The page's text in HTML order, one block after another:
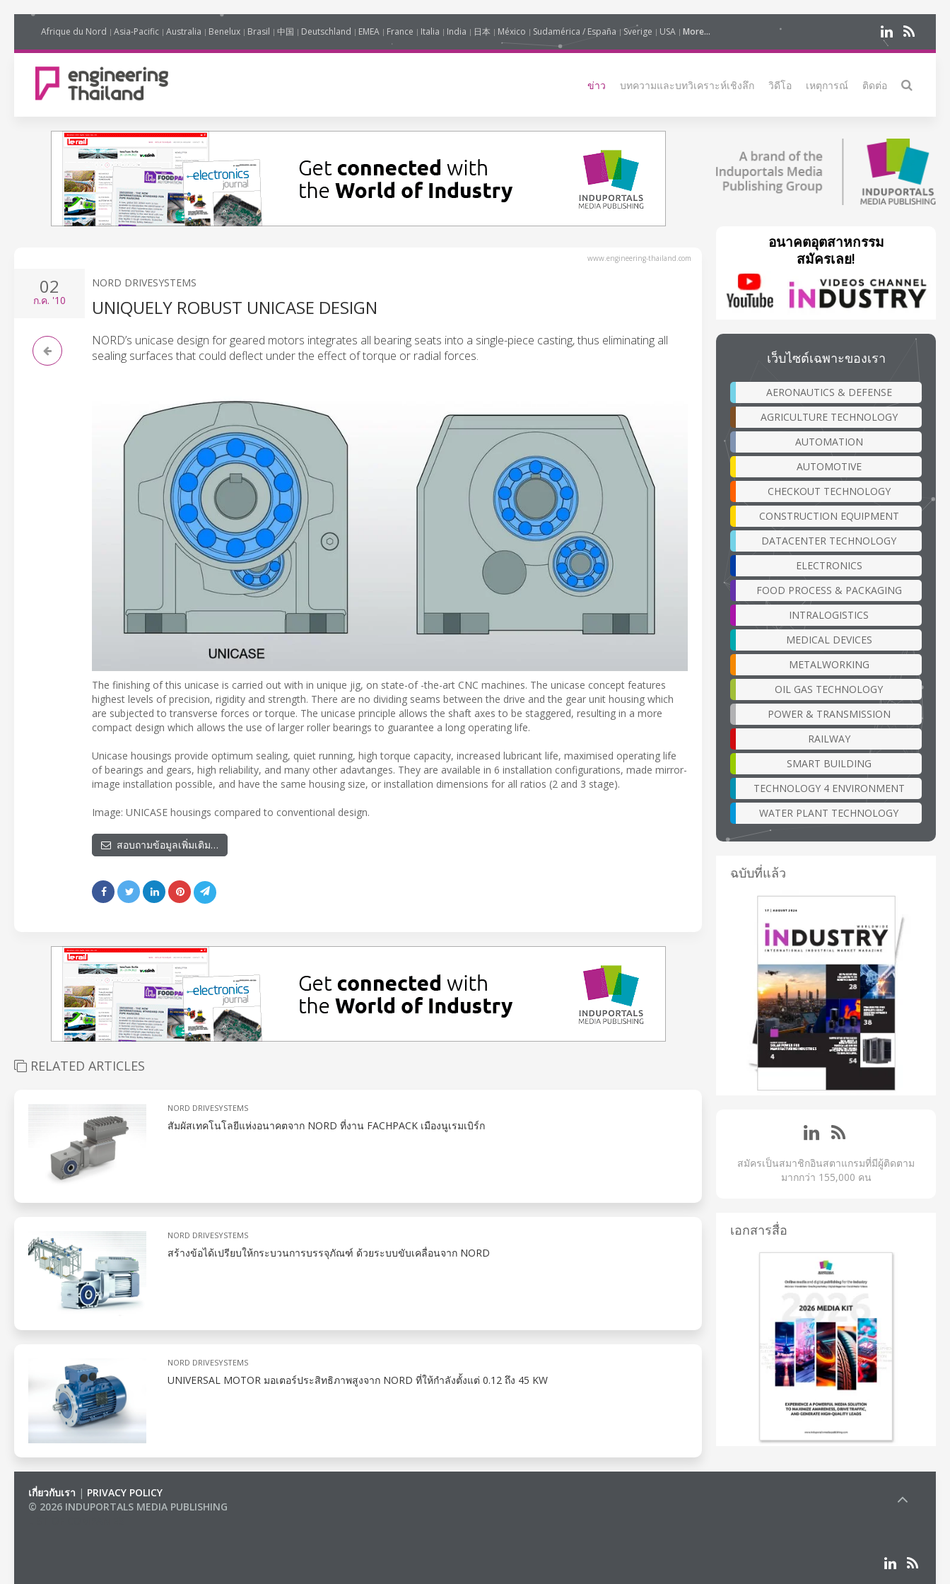
Afrique du Nord Asia-Pacific Australia Benelux Brasil 中国 Deutschland EMEA France Italia India 日本 México Sudamérica / España Sverige USA More...
ข่าว บทความและบทวิเคราะห์เชิงลึก วิดีโอ เหตุการณ์ ติดต่อ
www.engineering-thailand.com
02
ก.ค. '10
NORD DRIVESYSTEMS
UNIQUELY ROBUST UNICASE DESIGN
NORD’s unicase design for geared motors integrates all bearing seats into a single-piece casting, thus eliminating all
sealing surfaces that could deflect under the effect of torque or radial forces.
The finishing of this unicase is carried out with in unique jig, on state-of -the-art CNC machines. The unicase concept features
highest levels of precision, rigidity and strength. There are no dividing seams between the drive and the gear unit housing which
are subjected to transverse forces or torque. The unicase principle allows the shaft axes to be staggered, resulting in a more
compact design which allows the use of larger roller bearings to guarantee a long operating life.
Unicase housings provide optimum sealing, quiet running, high torque capacity, increased lubricant life, maximised operating life
of bearings and gears, high reliability, and many other adavtanges. They are available in 6 installation configurations, made mirror-
image installation possible, and have the same housing size, or installation dimensions for all ratios (2 and 3 stage).
Image: UNICASE housings compared to conventional design.
สอบถามข้อมูลเพิ่มเติม…
RELATED ARTICLES
NORD DRIVESYSTEMS
สัมผัสเทคโนโลยีแห่งอนาคตจาก NORD ที่งาน FACHPACK เมืองนูเรมเบิร์ก
NORD DRIVESYSTEMS
สร้างข้อได้เปรียบให้กระบวนการบรรจุภัณฑ์ ด้วยระบบขับเคลื่อนจาก NORD
NORD DRIVESYSTEMS
UNIVERSAL MOTOR มอเตอร์ประสิทธิภาพสูงจาก NORD ที่ให้กำลังตั้งแต่ 0.12 ถึง 45 KW
อนาคตอุตสาหกรรม
สมัครเลย!
เว็บไซต์เฉพาะของเรา
AERONAUTICS & DEFENSE
AGRICULTURE TECHNOLOGY
AUTOMATION
AUTOMOTIVE
CHECKOUT TECHNOLOGY
CONSTRUCTION EQUIPMENT
DATACENTER TECHNOLOGY
ELECTRONICS
FOOD PROCESS & PACKAGING
INTRALOGISTICS
MEDICAL DEVICES
METALWORKING
OIL GAS TECHNOLOGY
POWER & TRANSMISSION
RAILWAY
SMART BUILDING
TECHNOLOGY 4 ENVIRONMENT
WATER PLANT TECHNOLOGY
ฉบับที่แล้ว
สมัครเป็นสมาชิกอินสตาแกรมที่มีผู้ติดตาม
มากกว่า 155,000 คน
เอกสารสื่อ
เกี่ยวกับเรา | PRIVACY POLICY
© 2026 INDUPORTALS MEDIA PUBLISHING